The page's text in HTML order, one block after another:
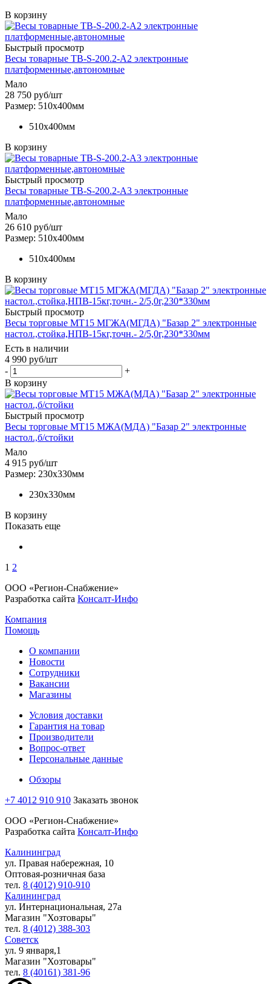
В корзину
Быстрый просмотр
Весы товарные ТВ-S-200.2-А2 электронные
платформенные,автономные
Мало
28 750 руб/шт
Размер: 510х400мм
510х400мм
В корзину
Быстрый просмотр
Весы товарные ТВ-S-200.2-А3 электронные
платформенные,автономные
Мало
26 610 руб/шт
Размер: 510х400мм
510х400мм
В корзину
Быстрый просмотр
Весы торговые МТ15 МГЖА(МГДА) "Базар 2" электронные
настол.,стойка,НПВ-15кг,точн.- 2/5,0г,230*330мм
Есть в наличии
4 990 руб/шт
-
+
В корзину
Быстрый просмотр
Весы торговые МТ15 МЖА(МДА) "Базар 2" электронные
настол.,б/стойки
Мало
4 915 руб/шт
Размер: 230х330мм
230х330мм
В корзину
Показать еще
1 2
ООО «Регион-Снабжение»
Разработка сайта Консалт-Инфо
Компания
Помощь
О компании
Новости
Сотрудники
Вакансии
Магазины
Условия доставки
Гарантия на товар
Производители
Вопрос-ответ
Персональные данные
Обзоры
+7 4012 910 910 Заказать звонок
ООО «Регион-Снабжение»
Разработка сайта Консалт-Инфо
Калининград
ул. Правая набережная, 10
Оптовая-розничная база
тел. 8 (4012) 910-910
Калининград
ул. Интернациональная, 27а
Магазин "Хозтовары"
тел. 8 (4012) 388-303
Советск
ул. 9 января,1
Магазин "Хозтовары"
тел. 8 (40161) 381-96